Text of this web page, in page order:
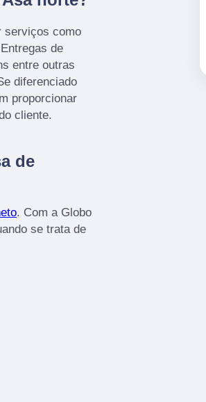
serviços como
de
entre outras
diferenciado
proporcionar
cliente.
de
. Com a Globo
se trata de